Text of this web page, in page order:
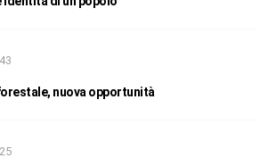
nuova opportunità